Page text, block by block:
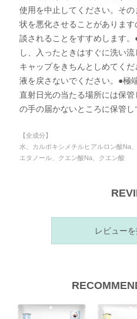
使用を中止してください。そ
状を悪化させることがありま
談されることをすすめします
し、入ったときはすぐに洗い
キャップをきちんとしめてく
液を戻さないでください。●極
直射日光の当たる場所には保
の手の届かないところに保管し
【全成分】
水、カルボキシメチルヒアルロン酸Na
エタノール、クエン酸Na、クエン酸
レビュー